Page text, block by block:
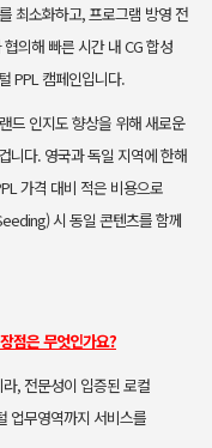
최소화하고, 프로그램 방영 전
협의해 빠른 시간 내 CG 합성
PPL 캠페인입니다.
드 인지도 향상을 위해 새로운
니다. 영국과 독일 지역에 한해
가격 대비 적은 비용으로
시 동일 콘텐츠를 함께
점은 무엇인가요?
, 전문성이 입증된 로컬
업무영역까지 서비스를